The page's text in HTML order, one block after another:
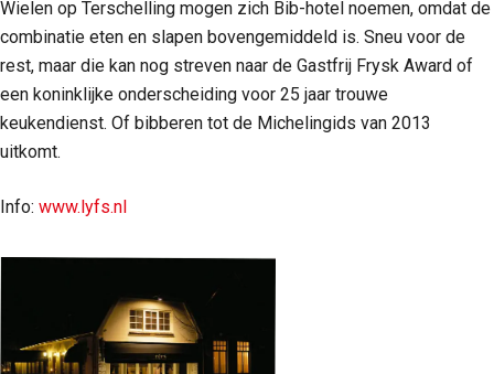
Wielen op Terschelling mogen zich Bib-hotel noemen, omdat de
combinatie eten en slapen bovengemiddeld is. Sneu voor de
rest, maar die kan nog streven naar de Gastfrij Frysk Award of
een koninklijke onderscheiding voor 25 jaar trouwe
keukendienst. Of bibberen tot de Michelingids van 2013
uitkomt.
Info: www.lyfs.nl